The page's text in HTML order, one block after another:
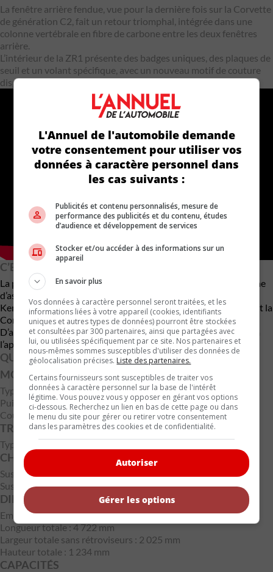
La fenêtre arrière fendue, vue pour la dernière fois sur la Corvette
de génération C2, fait un retour triomphal, intégrée dans une
colonne vertébrale en fibre de carbone entre les deux fenêtres
arrière.
L’intérieur de la ZR1 présente des badges uniques, des plaques de
seuil et un volant spécifique, avec un nouveau motif de couture
disponible sur la finition 3LZ.
C’EST POUR BIENTÔT
La production de la Corvette ZR1 est prévue pour 2025 à l’usine
d’assemblage de General Motors à Bowling Green, dans le
Kentucky. Elle rejoindra la Corvette Stingray, la Corvette Z06 et la
Corvette E-Ray pour continuer à élever la famille Corvette.
D’autres détails sur les prix et la disponibilité seront partagés à
l’approche de la production.
QUELQUES CHIFFRES
MOTEUR
Type : LT7 V8 biturbo 5,5L DACT VVT DI
Puissance : 1 064 ch @ 7 000 tr/min
Couple : 828 lb-pi @ 6 000 tr/min
TRANSMISSION & ESSIEU
Type : Transmission à double embrayage à 8 vitesses (DCT)
CHÂSSIS & SUSPENSION
Suspension avant : Double triangle à bras court/long (SLA)
Suspension arrière : Double triangle à bras court/long (SLA)
DIMENSIONS EXTÉRIEURES
Empattement : 2 723 mm
Longueur totale : 4 722 mm
Largeur totale sans rétroviseurs : 2 025 mm
Hauteur totale : 1 234 mm
CAPACITÉS
L'Annuel de l'automobile demande
votre consentement pour utiliser vos
données à caractère personnel dans
les cas suivants :
Publicités et contenu personnalisés, mesure de
performance des publicités et du contenu, études
d’audience et développement de services
Stocker et/ou accéder à des informations sur un
appareil
En savoir plus
Vos données à caractère personnel seront traitées, et les
informations liées à votre appareil (cookies, identifiants
uniques et autres types de données) pourront être stockées
et consultées par 300 partenaires, ainsi que partagées avec
lui, ou utilisées spécifiquement par ce site. Nos partenaires et
nous-mêmes sommes susceptibles d'utiliser des données de
géolocalisation précises. Liste des partenaires.
Certains fournisseurs sont susceptibles de traiter vos
données à caractère personnel sur la base de l'intérêt
légitime. Vous pouvez vous y opposer en gérant vos options
ci-dessous. Recherchez un lien en bas de cette page ou dans
le menu du site pour gérer ou retirer votre consentement
dans les paramètres des cookies et de confidentialité.
Autoriser
Gérer les options